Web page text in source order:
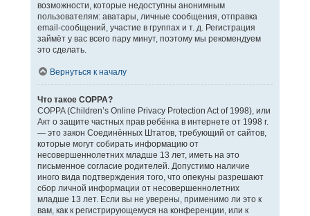
возможности, которые недоступны анонимным
пользователям: аватары, личные сообщения, отправка
email-сообщений, участие в группах и т. д. Регистрация
займёт у вас всего пару минут, поэтому мы рекомендуем
это сделать.
Вернуться к началу
Что такое COPPA?
COPPA (Children’s Online Privacy Protection Act of 1998), или
Акт о защите частных прав ребёнка в интернете от 1998 г.
— это закон Соединённых Штатов, требующий от сайтов,
которые могут собирать информацию от
несовершеннолетних младше 13 лет, иметь на это
письменное согласие родителей. Допустимо наличие
иного вида подтверждения того, что опекуны разрешают
сбор личной информации от несовершеннолетних
младше 13 лет. Если вы не уверены, применимо ли это к
вам, как к регистрирующемуся на конференции, или к